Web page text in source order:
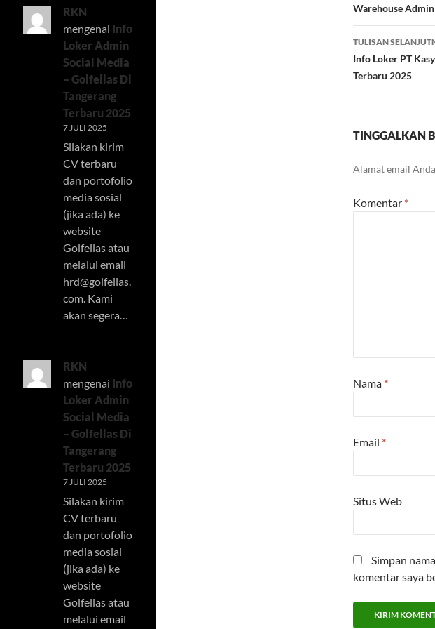
Warehouse
TULISAN
Info Loker PT
Terbaru 2025
TINGGALKAN
Alamat email
Komentar *
Nama *
Email *
Situs Web
Simpan
komentar saya
RKN
mengenai Info
Loker Admin
Social Media
– Golfellas Di
Tangerang
Terbaru 2025
7 JULI 2025
Silakan kirim
CV terbaru
dan portofolio
media sosial
(jika ada) ke
website
Golfellas atau
melalui email
hrd@golfellas.
com. Kami
akan segera…
RKN
mengenai Info
Loker Admin
Social Media
– Golfellas Di
Tangerang
Terbaru 2025
7 JULI 2025
Silakan kirim
CV terbaru
dan portofolio
media sosial
(jika ada) ke
website
Golfellas atau
melalui email